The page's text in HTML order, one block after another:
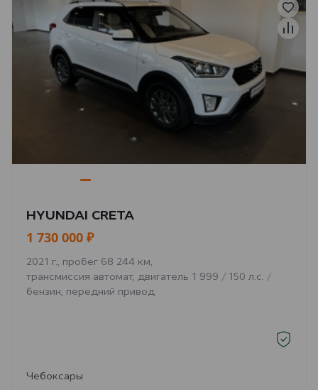
HYUNDAI CRETA
1 730 000 ₽
2021 г., пробег 68 244 км,
трансмиссия автомат, двигатель 1 999 / 150 л.с. /
бензин, передний привод
Чебоксары